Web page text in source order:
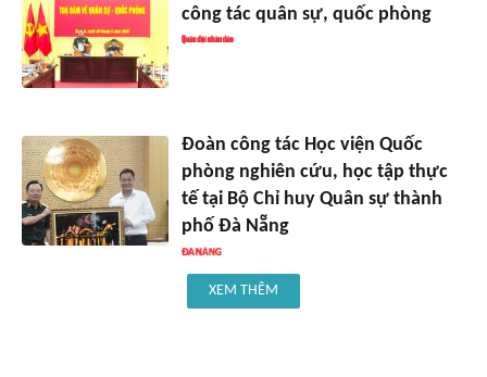
công tác quân sự, quốc phòng
Đoàn công tác Học viện Quốc
phòng nghiên cứu, học tập thực
tế tại Bộ Chỉ huy Quân sự thành
phố Đà Nẵng
XEM THÊM